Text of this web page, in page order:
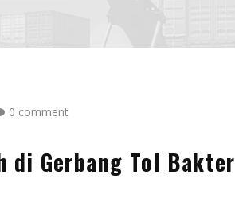
0 comment
di Gerbang Tol Bakter